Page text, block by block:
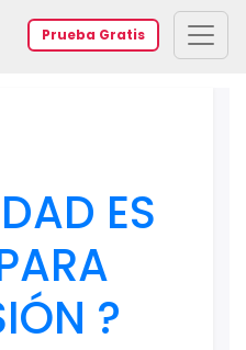
Prueba Gratis
ES
?